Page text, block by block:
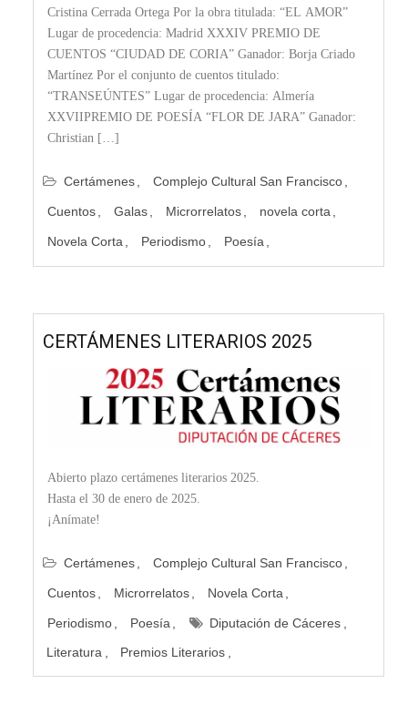
Cristina Cerrada Ortega Por la obra titulada: “EL AMOR”
Lugar de procedencia: Madrid XXXIV PREMIO DE
CUENTOS “CIUDAD DE CORIA” Ganador: Borja Criado
Martínez Por el conjunto de cuentos titulado:
“TRANSEÚNTES” Lugar de procedencia: Almería
XXVIIPREMIO DE POESÍA “FLOR DE JARA” Ganador:
Christian […]
Certámenes Complejo Cultural San Francisco
Cuentos Galas Microrrelatos novela corta
Novela Corta Periodismo Poesía
CERTÁMENES LITERARIOS 2025
Abierto plazo certámenes literarios 2025.
Hasta el 30 de enero de 2025.
¡Anímate!
Certámenes Complejo Cultural San Francisco
Cuentos Microrrelatos Novela Corta
Periodismo Poesía
Diputación de Cáceres
Literatura
Premios Literarios